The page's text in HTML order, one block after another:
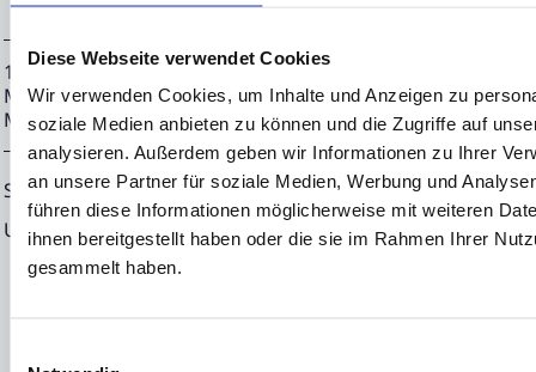
Diese Webseite verwendet Cookies
Wir verwenden Cookies, um Inhalte und Anzeigen zu
soziale Medien anbieten zu können und die Zugriffe auf
analysieren. Außerdem geben wir Informationen zu Ihrer
an unsere Partner für soziale Medien, Werbung und
führen diese Informationen möglicherweise mit weiteren
ihnen bereitgestellt haben oder die sie im Rahmen Ihrer
gesammelt haben.
17.08.2023 CET/CEST Die EQS Distributionsservices
Meldepflichten, Corporate News/Finanznachrichten und
Medienarchiv unter https://eqs-news.com
Sprache:
Deutsch
Unternehmen:
NEON EQUITY AG